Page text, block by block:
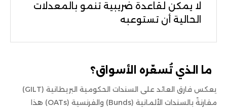
لا يمكن لقاعدة ضريبية تنمو بالمعدلات
الحالية أن تستوعبه
ما الذي تُسعّره الأسواق؟
يعكس فارق العائد على السندات الحكومية البريطانية (GILT)
مقارنةً بالسندات الألمانية (Bunds) والفرنسية (OATs) هذا